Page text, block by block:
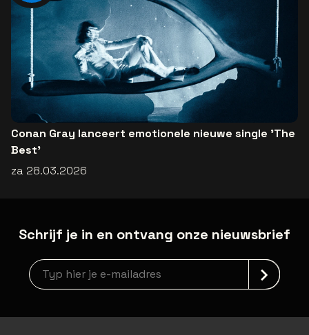
Conan Gray lanceert emotionele nieuwe single 'The
Best'
za 28.03.2026
Schrijf je in en ontvang onze nieuwsbrief
Nieuwsbrief aanmelding